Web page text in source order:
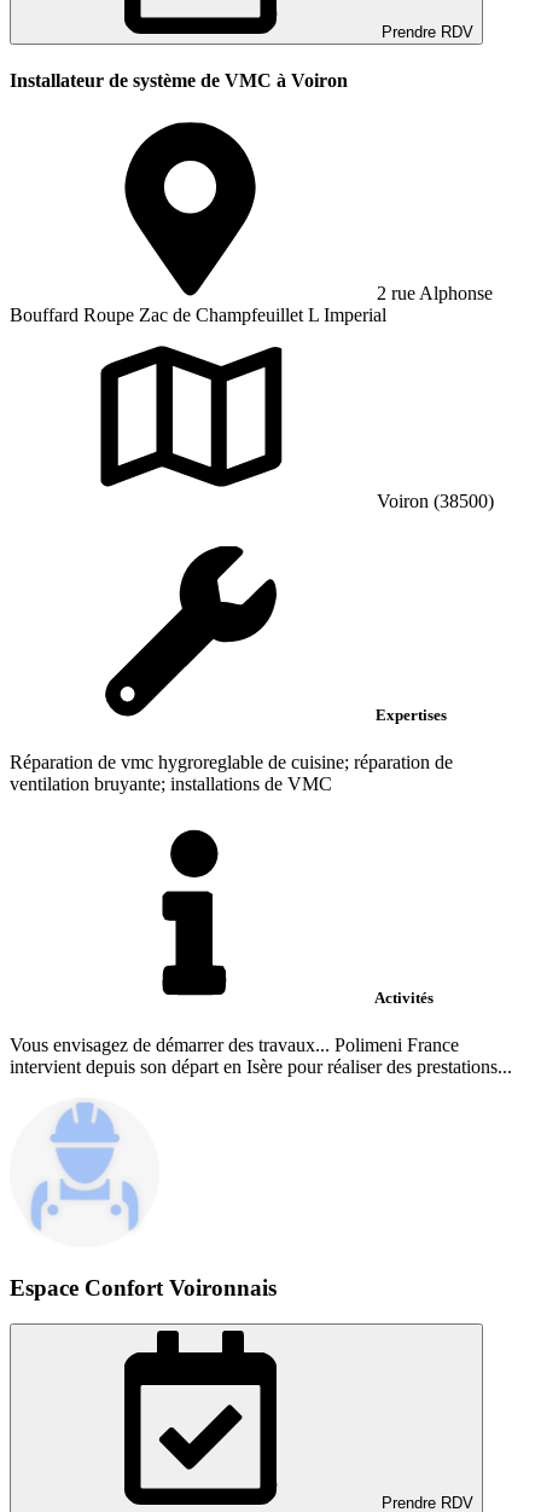
Prendre RDV
Installateur de système de VMC à Voiron
2 rue Alphonse
Bouffard Roupe Zac de Champfeuillet L Imperial
Voiron (38500)
Expertises
Réparation de vmc hygroreglable de cuisine; réparation de
ventilation bruyante; installations de VMC
Activités
Vous envisagez de démarrer des travaux... Polimeni France
intervient depuis son départ en Isère pour réaliser des prestations...
Espace Confort Voironnais
Prendre RDV